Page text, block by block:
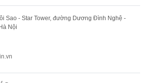
Sao - Star Tower, đường Dương Đình Nghệ -
Nội